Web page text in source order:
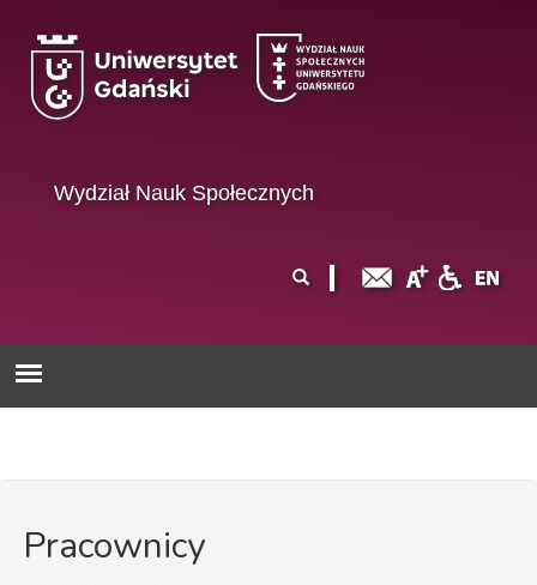
Wydział Nauk Społecznych
wyszukiwania
Pracownicy